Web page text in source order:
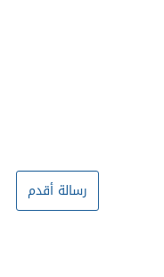
رسالة أقدم